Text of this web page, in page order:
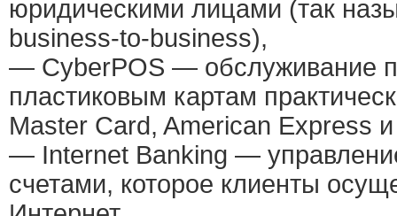
юридическими лицами (так
business-to-business),
— CyberPOS — обслуживание
пластиковым картам
Master Card, American Express и
— Internet Banking —
счетами, которое клиенты